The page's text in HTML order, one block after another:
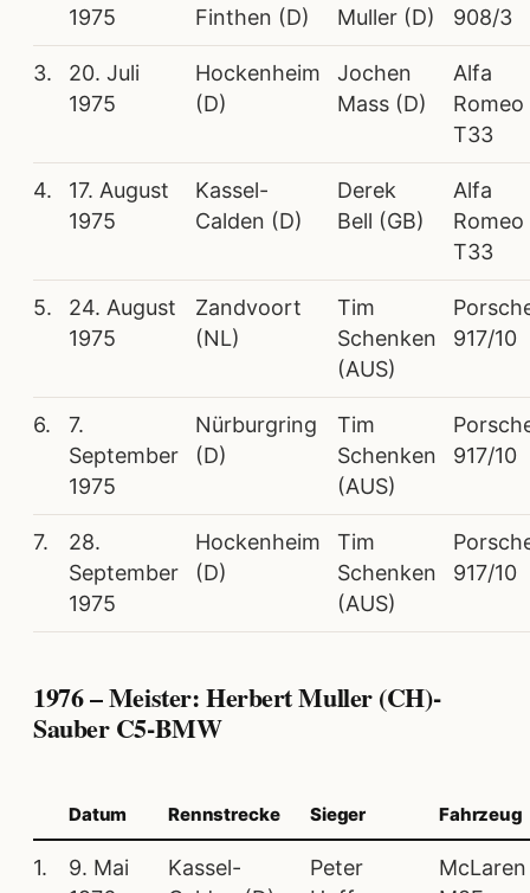
1975
Finthen (D)
Muller (D)
908/3
3.
20. Juli
1975
Hockenheim
(D)
Jochen
Mass (D)
Alfa
Romeo
T33
4.
17. August
1975
Kassel-
Calden (D)
Derek
Bell (GB)
Alfa
Romeo
T33
5.
24. August
1975
Zandvoort
(NL)
Tim
Schenken
(AUS)
917/10
6.
7.
September
1975
Nürburgring
(D)
Tim
Schenken
(AUS)
917/10
7.
28.
September
1975
Hockenheim
(D)
Tim
Schenken
(AUS)
917/10
1976 – Meister: Herbert Muller (CH)-
Sauber C5-BMW
Datum Rennstrecke Sieger Fahrzeug
1.
9. Mai
Kassel-
Peter
McLaren